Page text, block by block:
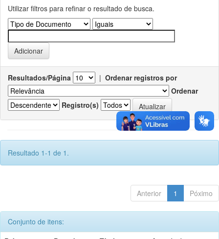
Utilizar filtros para refinar o resultado de busca.
Resultados/Página | Ordenar registros por
Ordenar
Registro(s)
Resultado 1-1 de 1.
Anterior 1 Póximo
Conjunto de itens: